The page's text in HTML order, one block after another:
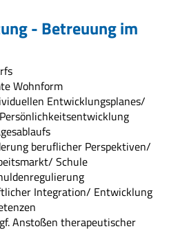
- Betreuung im
Wohnform
Entwicklungsplanes/
beruflicher Perspektiven/
Schule
Integration/ Entwicklung
Anstoßen therapeutischer